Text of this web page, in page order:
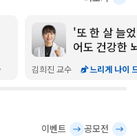
'또 한 살 늘
어도 건강한
지 비결
김희진 교수 느리게 나이
이벤트 공모전